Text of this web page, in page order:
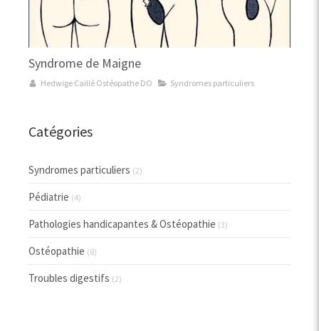
Syndrome de Maigne
Hedwige Caillé Ostéopathe DO Syndromes particuliers
Catégories
Syndromes particuliers (2)
Pédiatrie (4)
Pathologies handicapantes & Ostéopathie (3)
Ostéopathie (8)
Troubles digestifs (2)